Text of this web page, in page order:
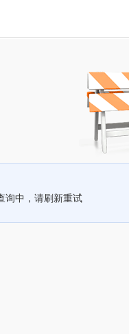
询中，请刷新重试